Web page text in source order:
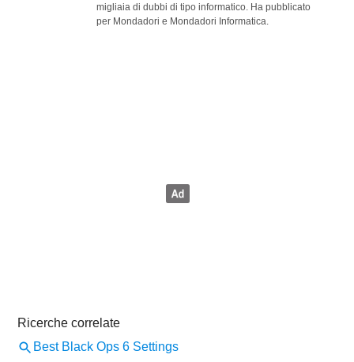
migliaia di dubbi di tipo informatico. Ha pubblicato
per Mondadori e Mondadori Informatica.